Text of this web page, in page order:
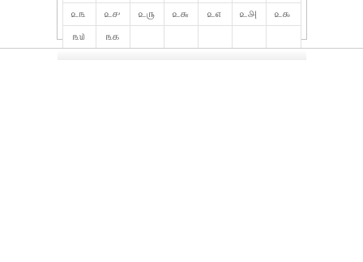
௨௩
௨௪ ௨௫ ௨௬ ௨௭ ௨௮
௨௯
௩௰
௩௧